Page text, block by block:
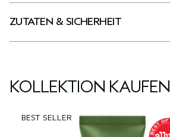
ZUTATEN & SICHERHEIT
KOLLEKTION KAUFEN
BEST SELLER